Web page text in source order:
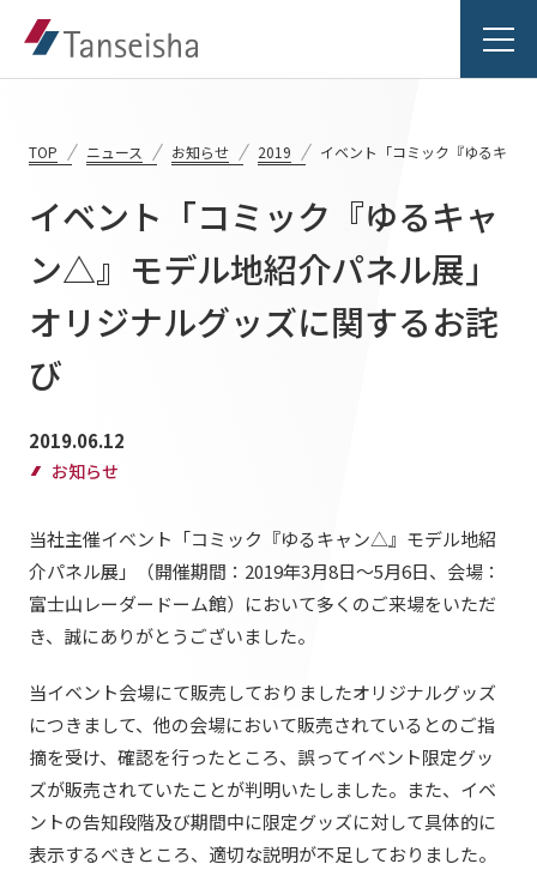
丹青社の想い
丹青社の想いTOP
トップメッセージ
私たちの未来ビジョン2046
事業紹介
事業紹介TOP
対応領域
提供サービス・ソリューション一覧
実績紹介TOP
商業空間
ホスピタリティ空間
パブリック空間
ビジネス空間
イベント空間
文化空間
会社情報TOP
会社概要
拠点・グループ会社
オフィス紹介
沿革
IR情報
株主・投資家の皆さまへ
業績ハイライト
中期経営計画
IRライブラリ
サステナビリティTOP
トップコミットメント
サステナビリティ経営
ニュース
ニュースTOP
丹青ノオト
TOP ニュース お知らせ 2019 イベント「コミック『ゆるキャ
イベント「コミック『ゆるキャ
ン△』モデル地紹介パネル展」
オリジナルグッズに関するお詫
び
2019.06.12
お知らせ
当社主催イベント「コミック『ゆるキャン△』モデル地紹
介パネル展」（開催期間：2019年3月8日～5月6日、会場：
富士山レーダードーム館）において多くのご来場をいただ
き、誠にありがとうございました。
当イベント会場にて販売しておりましたオリジナルグッズ
につきまして、他の会場において販売されているとのご指
摘を受け、確認を行ったところ、誤ってイベント限定グッ
ズが販売されていたことが判明いたしました。また、イベ
ントの告知段階及び期間中に限定グッズに対して具体的に
表示するべきところ、適切な説明が不足しておりました。